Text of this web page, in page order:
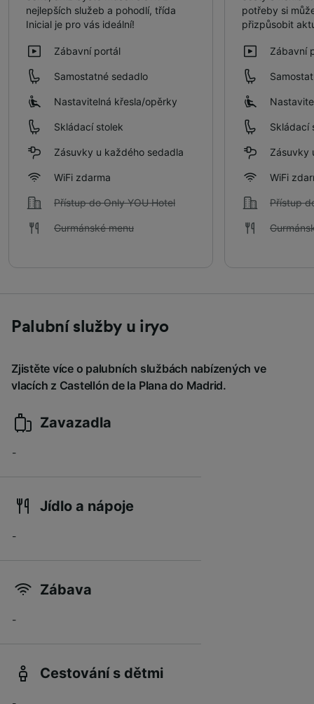
nejlepších služeb a pohodlí, třída
Inicial je pro vás ideální!
Zábavní portál
Samostatné sedadlo
Nastavitelná křesla/​opěrky
Skládací stolek
Zásuvky u každého sedadla
WiFi zdarma
Přístup do Only YOU Hotel
Gurmánské menu
potřeby si
přizpůsobit
Zábavní
Skládací
Zásuvky
WiFi
Přístup
Palubní služby u iryo
Zjistěte více o palubních službách nabízených ve
vlacích z Castellón de la Plana do Madrid.
Zavazadla
-
Jídlo a nápoje
-
Zábava
-
Cestování s dětmi